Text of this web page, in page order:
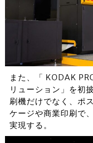
また、「 KODAK
リューション」を初
刷機だけでなく、ポ
ケージや商業印刷で
実現する。